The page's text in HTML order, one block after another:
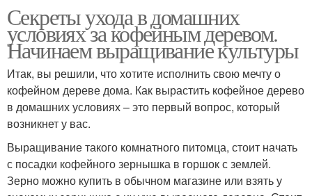
Секреты ухода в домашних
условиях за кофейным деревом.
Начинаем выращивание культуры
Итак, вы решили, что хотите исполнить свою мечту о
кофейном дереве дома. Как вырастить кофейное дерево
в домашних условиях – это первый вопрос, который
возникнет у вас.
Выращивание такого комнатного питомца, стоит начать
с посадки кофейного зернышка в горшок с землей.
Зерно можно купить в обычном магазине или взять у